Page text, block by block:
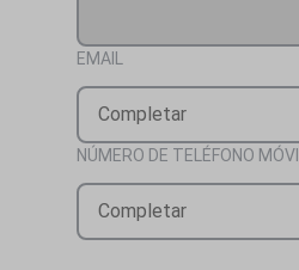
EMAIL
NÚMERO DE TELÉFONO MÓVIL